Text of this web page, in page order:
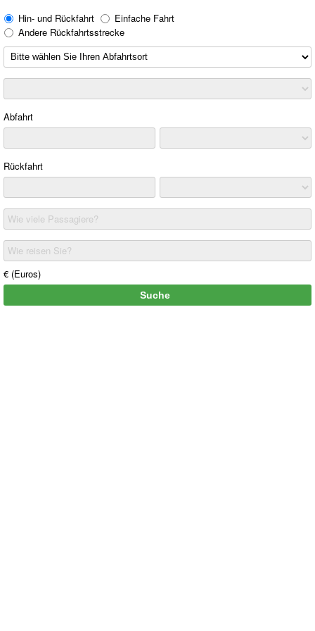
Hin- und Rückfahrt
Einfache Fahrt
Andere Rückfahrtsstrecke
Abfahrt
Rückfahrt
Wie viele Passagiere?
Wie reisen Sie?
€ (Euros)
Suche